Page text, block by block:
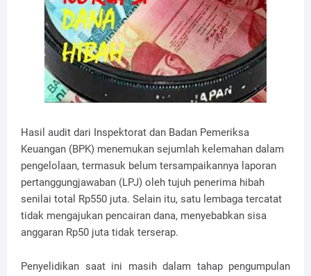
Hasil audit dari Inspektorat dan Badan Pemeriksa
Keuangan (BPK) menemukan sejumlah kelemahan dalam
pengelolaan, termasuk belum tersampaikannya laporan
pertanggungjawaban (LPJ) oleh tujuh penerima hibah
senilai total Rp550 juta. Selain itu, satu lembaga tercatat
tidak mengajukan pencairan dana, menyebabkan sisa
anggaran Rp50 juta tidak terserap.
Penyelidikan saat ini masih dalam tahap pengumpulan